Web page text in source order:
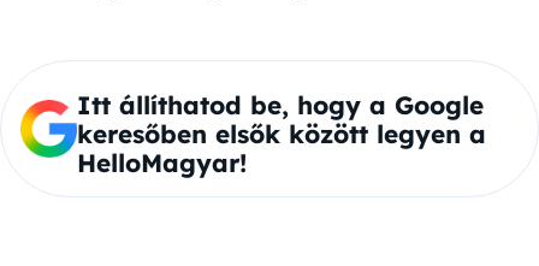
Itt állíthatod be, hogy a Google
keresőben elsők között legyen a
HelloMagyar!